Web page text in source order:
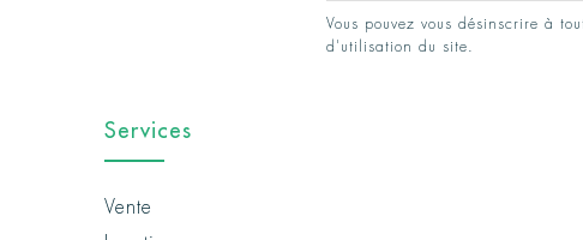
Vous pouvez vous désinscrire à
d'utilisation du site.
Services
Vente